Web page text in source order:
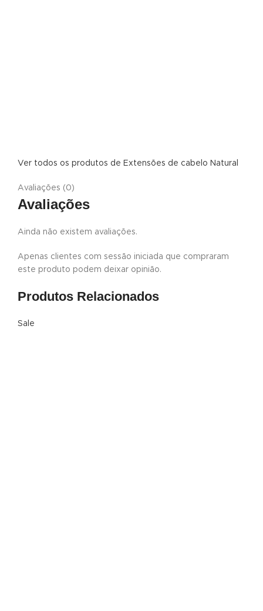
Ver todos os produtos de Extensões de cabelo Natural
Avaliações (0)
Avaliações
Ainda não existem avaliações.
Apenas clientes com sessão iniciada que compraram
este produto podem deixar opinião.
Produtos Relacionados
Sale